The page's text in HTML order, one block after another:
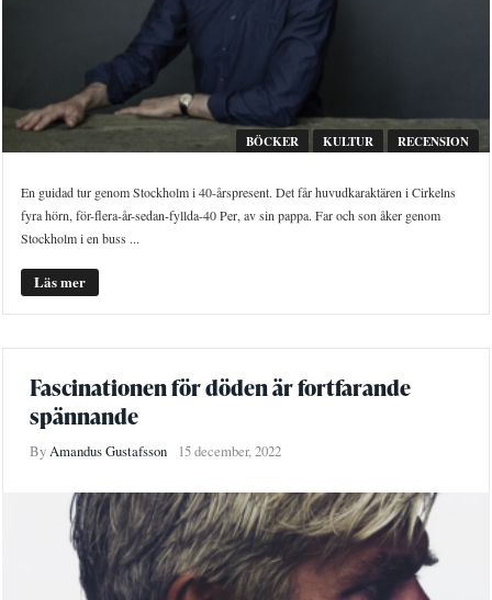
BÖCKER KULTUR RECENSION
En guidad tur genom Stockholm i 40-årspresent. Det får huvudkaraktären i Cirkelns
fyra hörn, för-flera-år-sedan-fyllda-40 Per, av sin pappa. Far och son åker genom
Stockholm i en buss ...
Läs mer
Fascinationen för döden är fortfarande
spännande
ByAmandus Gustafsson 15 december, 2022